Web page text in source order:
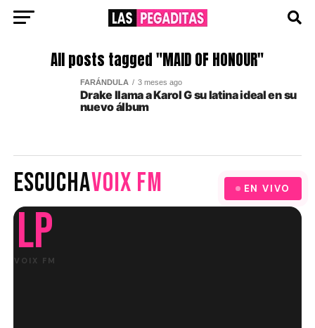
All posts tagged "MAID OF HONOUR"
FARÁNDULA 3 meses ago
Drake llama a Karol G su latina ideal en su
nuevo álbum
ESCUCHAVOIX FM EN VIVO
LP
VOIX FM